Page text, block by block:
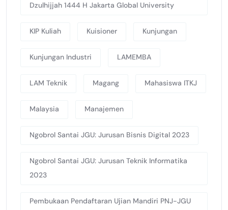
Dzulhijjah 1444 H Jakarta Global University
KIP Kuliah Kuisioner Kunjungan
Kunjungan Industri LAMEMBA
LAM Teknik Magang Mahasiswa ITKJ
Malaysia Manajemen
Ngobrol Santai JGU: Jurusan Bisnis Digital 2023
Ngobrol Santai JGU: Jurusan Teknik Informatika
2023
Pembukaan Pendaftaran Ujian Mandiri PNJ-JGU